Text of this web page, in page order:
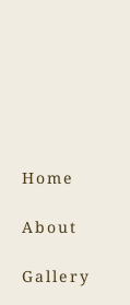
Home
About
Gallery